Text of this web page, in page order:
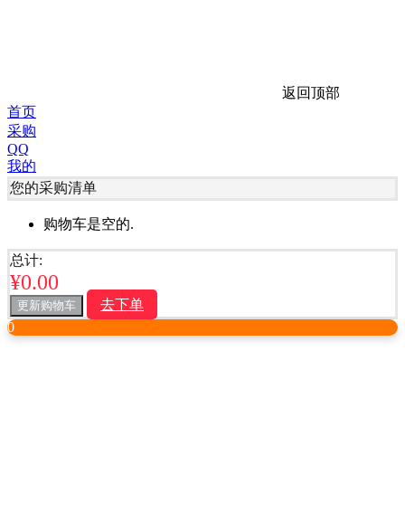
返回顶部
首页
采购
QQ
我的
您的采购清单
购物车是空的.
总计:
¥0.00
更新购物车
去下单
0